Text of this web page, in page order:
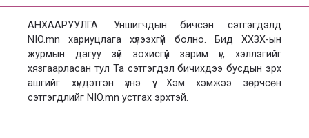
АНХААРУУЛГА: Уншигчдын бичсэн сэтгэгдэлд
NIO.mn хариуцлага хүлээхгүй болно. Бид ХХЗХ-ын
журмын дагуу зүй зохисгүй зарим үг, хэллэгийг
хязгаарласан тул Та сэтгэгдэл бичихдээ бусдын эрх
ашгийг хүндэтгэн үзнэ үү. Хэм хэмжээ зөрчсөн
сэтгэгдлийг NIO.mn устгах эрхтэй.